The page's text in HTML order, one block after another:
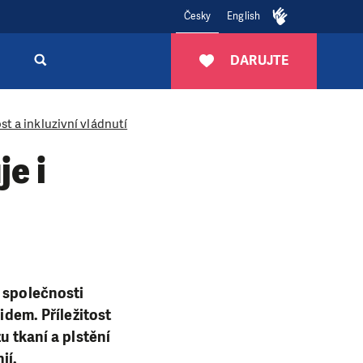
Česky English
DARUJTE
a inkluzivní vládnutí
i
Příležitost
tkaní a plstění